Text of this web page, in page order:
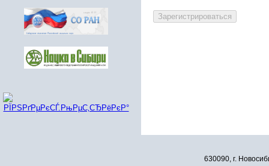
630090, г.